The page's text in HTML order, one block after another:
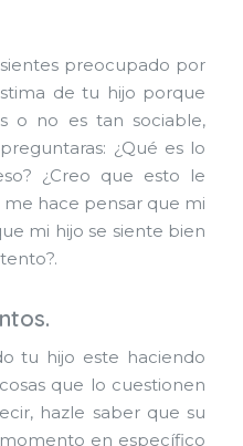
preocupado por
de tu hijo porque
o no es tan sociable,
¿Qué es lo
¿Creo que esto le
hace pensar que mi
mi hijo se siente bien
tu hijo este haciendo
que lo cuestionen
hazle saber que su
en específico